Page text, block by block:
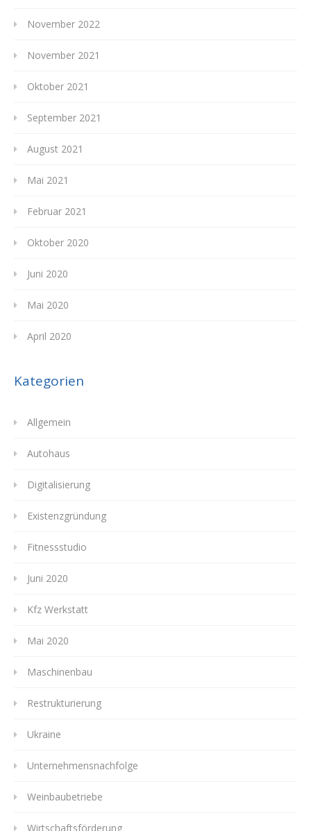
November 2022
November 2021
Oktober 2021
September 2021
August 2021
Mai 2021
Februar 2021
Oktober 2020
Juni 2020
Mai 2020
April 2020
Kategorien
Allgemein
Autohaus
Digitalisierung
Existenzgründung
Fitnessstudio
Juni 2020
Kfz Werkstatt
Mai 2020
Maschinenbau
Restrukturierung
Ukraine
Unternehmensnachfolge
Weinbaubetriebe
Wirtschaftsförderung